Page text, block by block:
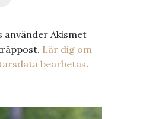
använder Akismet
Lär dig om
bearbetas.